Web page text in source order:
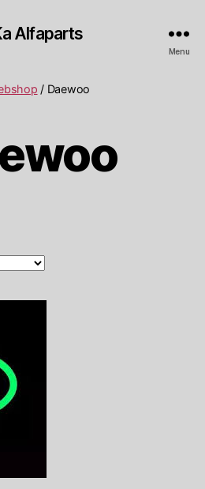
Alfaparts
Menu
/ Daewoo